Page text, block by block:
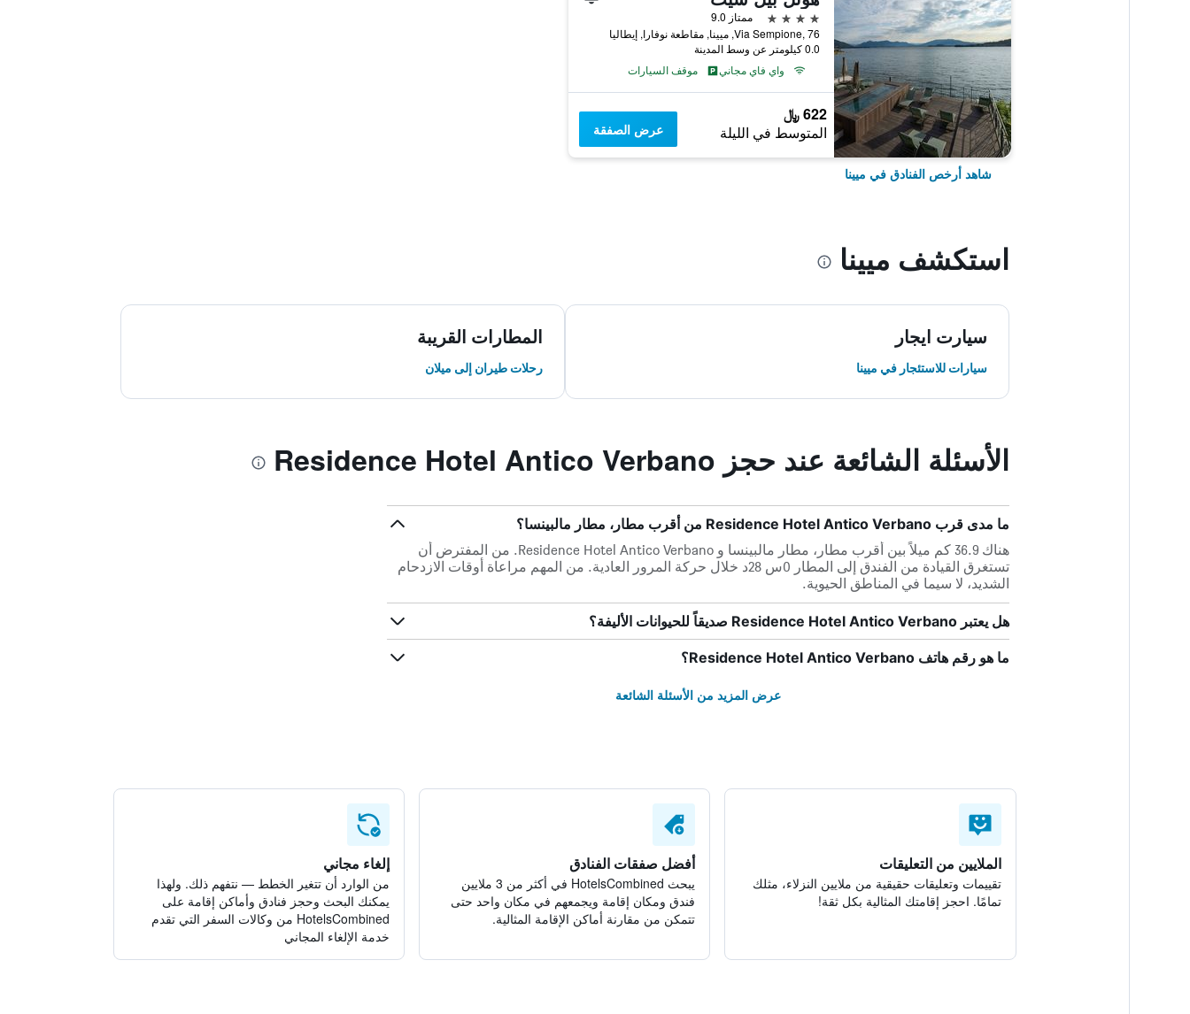
4 نجوم
ممتاز 9.0
Via Sempione, 76, ميينا, مقاطعة نوفارا, إيطاليا
0.0 كيلومتر عن وسط المدينة
واي فاي مجاني
موقف السيارات
622 ﷼
المتوسط في الليلة عرض الصفقة
شاهد أرخص الفنادق في ميينا
استكشف ميينا
سيارت ايجار
سيارات للاستئجار في ميينا
المطارات القريبة
رحلات طيران إلى ميلان
الأسئلة الشائعة عند حجز Residence Hotel Antico Verbano
ما مدى قرب Residence Hotel Antico Verbano من أقرب مطار، مطار مالبينسا؟
هناك 36.9 كم ميلاً بين أقرب مطار، مطار مالبينسا و Residence Hotel Antico Verbano. من المفترض أن
تستغرق القيادة من الفندق إلى المطار 0س 28د خلال حركة المرور العادية. من المهم مراعاة أوقات الازدحام
الشديد، لا سيما في المناطق الحيوية.
هل يعتبر Residence Hotel Antico Verbano صديقاً للحيوانات الأليفة؟
ما هو رقم هاتف Residence Hotel Antico Verbano؟
عرض المزيد من الأسئلة الشائعة
الملايين من التعليقات
تقييمات وتعليقات حقيقية من ملايين النزلاء، مثلك
تمامًا. احجز إقامتك المثالية بكل ثقة!
أفضل صفقات الفنادق
يبحث HotelsCombined في أكثر من 3 ملايين
فندق ومكان إقامة ويجمعهم في مكان واحد حتى
تتمكن من مقارنة أماكن الإقامة المثالية.
إلغاء مجاني
من الوارد أن تتغير الخطط — نتفهم ذلك. ولهذا
يمكنك البحث وحجز فنادق وأماكن إقامة على
HotelsCombined من وكالات السفر التي تقدم
خدمة الإلغاء المجاني